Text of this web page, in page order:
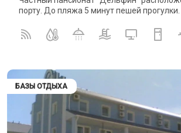
порту. До пляжа 5 минут пешей прогулки.
БАЗЫ ОТДЫХА